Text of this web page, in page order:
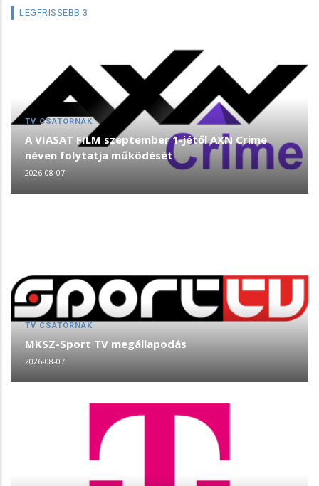
LEGFRISSEBB 3
TV CSATORNÁK
A VIASAT FILM szeptember 1-jétől AXN Crime
néven folytatja működését
2026-08-07
TV CSATORNÁK
MKSZ-Sport TV megállapodás
2026-08-07